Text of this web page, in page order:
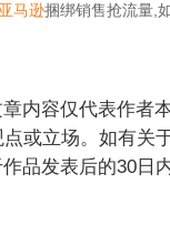
亚马逊捆绑销售抢流量,
内容仅代表作者
或立场。如有关
品发表后的30日